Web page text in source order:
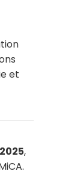
et
,